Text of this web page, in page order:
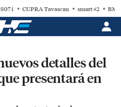
i CUPRA Tavascan smart #2
detalles del
presentará en